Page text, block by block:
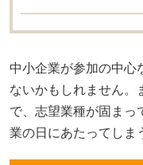
中小企業が参加の中心
ないかもしれません。
で、志望業種が固まっ
業の日にあたってしま